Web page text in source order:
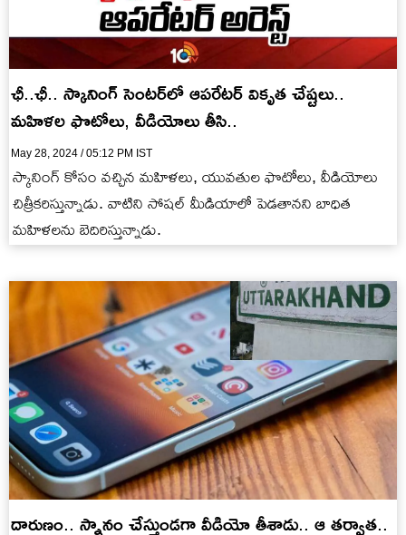
ఛీ..ఛీ.. స్కానింగ్ సెంటర్‌లో ఆపరేటర్ వికృత చేష్టలు..
మహిళల ఫొటోలు, వీడియోలు తీసి..
May 28, 2024 / 05:12 PM IST
స్కానింగ్ కోసం వచ్చిన మహిళలు, యువతుల ఫొటోలు, వీడియోలు
చిత్రీకరిస్తున్నాడు. వాటిని సోషల్ మీడియాలో పెడతానని బాధిత
మహిళలను బెదిరిస్తున్నాడు.
దారుణం.. స్నానం చేస్తుండగా వీడియో తీశాడు.. ఆ తర్వాత..